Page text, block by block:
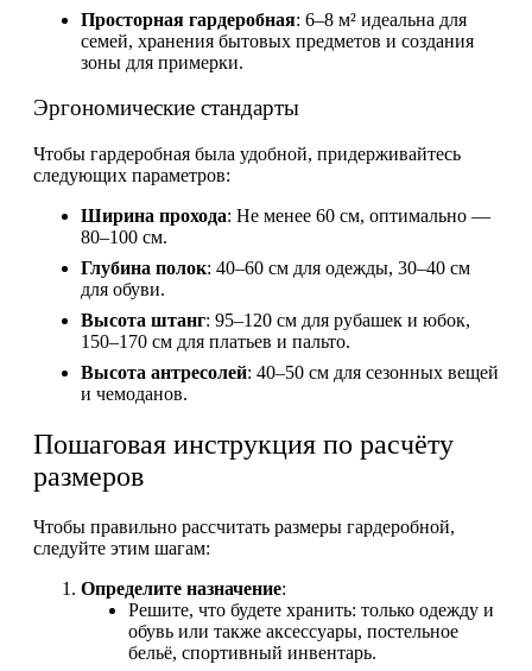
Просторная гардеробная: 6–8 м² идеальна для
семей, хранения бытовых предметов и создания
зоны для примерки.
Эргономические стандарты
Чтобы гардеробная была удобной, придерживайтесь
следующих параметров:
Ширина прохода: Не менее 60 см, оптимально —
80–100 см.
Глубина полок: 40–60 см для одежды, 30–40 см
для обуви.
Высота штанг: 95–120 см для рубашек и юбок,
150–170 см для платьев и пальто.
Высота антресолей: 40–50 см для сезонных вещей
и чемоданов.
Пошаговая инструкция по расчёту
размеров
Чтобы правильно рассчитать размеры гардеробной,
следуйте этим шагам:
Определите назначение:
Решите, что будете хранить: только одежду и
обувь или также аксессуары, постельное
бельё, спортивный инвентарь.